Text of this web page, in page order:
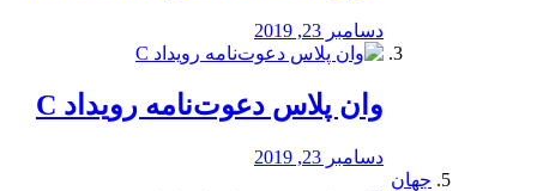
دسامبر 23, 2019
وان پلاس دعوت‌نامه رویداد C
دسامبر 23, 2019
جهان